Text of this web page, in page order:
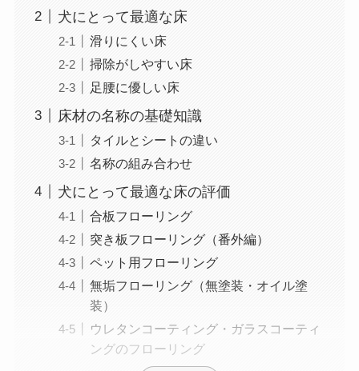
犬にとって最適な床
滑りにくい床
掃除がしやすい床
足腰に優しい床
床材の名称の基礎知識
タイルとシートの違い
名称の組み合わせ
犬にとって最適な床の評価
合板フローリング
突き板フローリング（番外編）
ペット用フローリング
無垢フローリング（無塗装・オイル塗
装）
ウレタンコーティング・ガラスコーティ
ングのフローリング